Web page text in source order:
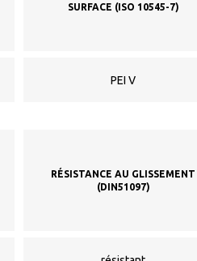
SURFACE (ISO 10545-7)
PEI V
RÉSISTANCE AU GLISSEMENT
(DIN51097)